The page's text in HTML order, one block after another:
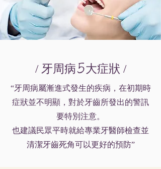
/ 牙周病5大症狀 /
“牙周病屬漸進式發生的疾病，在初期時
症狀並不明顯，對於牙齒所發出的警訊
要特別注意。
也建議民眾平時就給專業牙醫師檢查並
清潔牙齒死角可以更好的預防”